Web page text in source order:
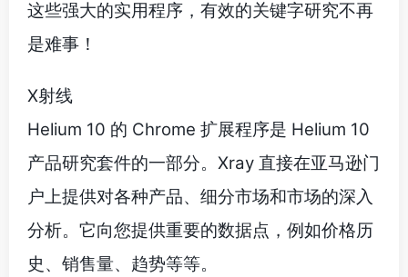
这些强大的实用程序，有效的关键字研究不再
是难事！
X射线
Helium 10 的 Chrome 扩展程序是 Helium 10
产品研究套件的一部分。Xray 直接在亚马逊门
户上提供对各种产品、细分市场和市场的深入
分析。它向您提供重要的数据点，例如价格历
史、销售量、趋势等等。